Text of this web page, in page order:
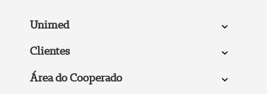
Unimed
Clientes
Área do Cooperado